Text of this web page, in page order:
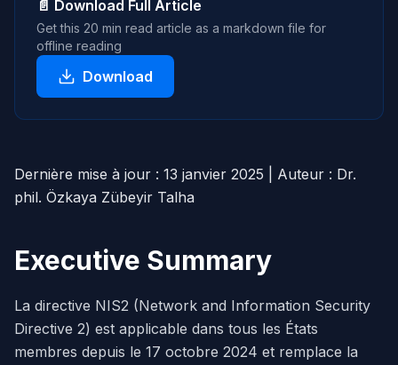
📄 Download Full Article
Get this 20 min read article as a markdown file for
offline reading
Download
Dernière mise à jour : 13 janvier 2025 | Auteur : Dr.
phil. Özkaya Zübeyir Talha
Executive Summary
La directive NIS2 (Network and Information Security
Directive 2) est applicable dans tous les États
membres depuis le 17 octobre 2024 et remplace la